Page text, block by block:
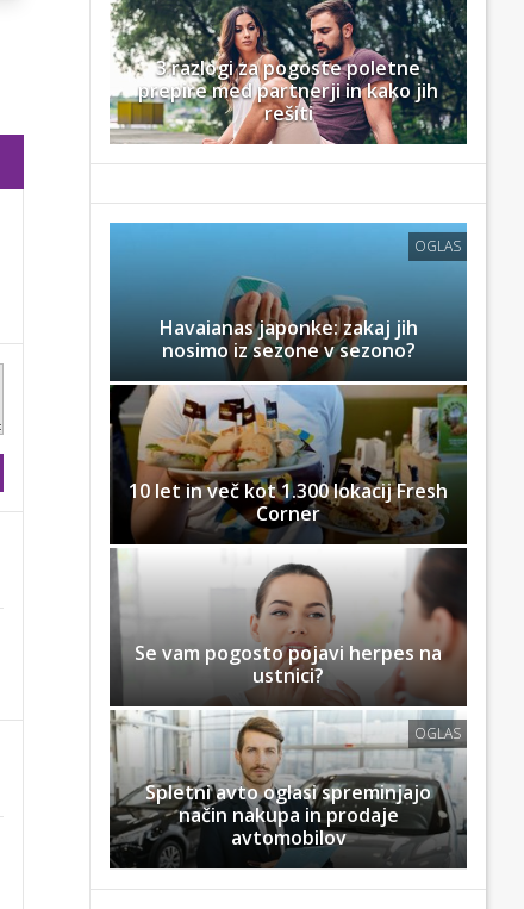
3 razlogi za pogoste poletne
prepire med partnerji in kako jih
rešiti
OGLAS
Havaianas japonke: zakaj jih
nosimo iz sezone v sezono?
10 let in več kot 1.300 lokacij Fresh
Corner
Se vam pogosto pojavi herpes na
ustnici?
OGLAS
Spletni avto oglasi spreminjajo
način nakupa in prodaje
avtomobilov